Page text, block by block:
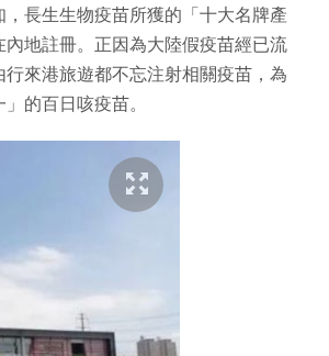
長生生物疫苗所獲的「十大名牌產
地註冊。正因為大陸假疫苗經已流
來港旅遊都不忘注射相關疫苗，為
的百日咳疫苗。